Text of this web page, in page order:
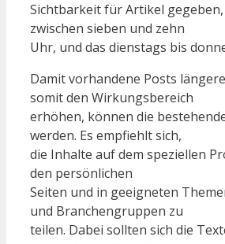
Sichtbarkeit für Artikel
zwischen sieben und zehn
Uhr, und das dienstags bis
Damit vorhandene Posts
somit den Wirkungsbereich
erhöhen, können die
werden. Es empfiehlt sich,
die Inhalte auf dem speziellen
den persönlichen
Seiten und in geeigneten
und Branchengruppen zu
teilen. Dabei sollten sich die